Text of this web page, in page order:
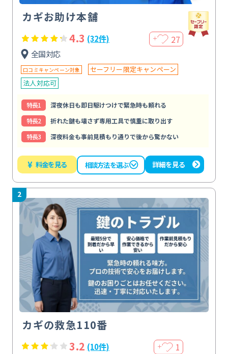
カギお助け本舗
4.3 (32件) ＋ 27
全国対応
口コミキャンペーン対象
セーフリー限定キャンペーン
法人対応可
特⻑1
深夜休日も即日駆けつけで緊急時も頼れる
特⻑2
折れた鍵も壊さず専用工具で慎重に取り出す
特⻑3
深夜料金も事前見積もり通りで後から驚かない
¥ 料金を見る 相談方法を選ぶ 詳細を見る
2
カギの救急110番
3.2 (10件) ＋ 1